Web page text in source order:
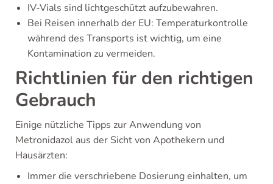
IV-Vials sind lichtgeschützt aufzubewahren.
Bei Reisen innerhalb der EU: Temperaturkontrolle
während des Transports ist wichtig, um eine
Kontamination zu vermeiden.
Richtlinien für den richtigen
Gebrauch
Einige nützliche Tipps zur Anwendung von
Metronidazol aus der Sicht von Apothekern und
Hausärzten:
Immer die verschriebene Dosierung einhalten, um